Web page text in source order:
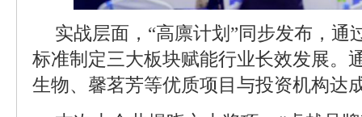
实战层面，“高廪计划”同步发布，通
标准制定三大板块赋能行业长效发展。
生物、馨茗芳等优质项目与投资机构达